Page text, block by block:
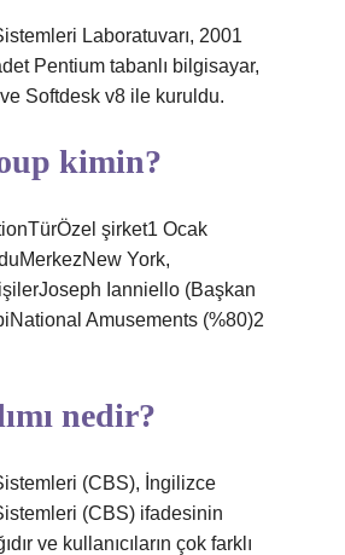
Laboratuvarı, 2001
Pentium tabanlı bilgisayar,
Softdesk v8 ile kuruldu.
kimin?
şirket1 Ocak
York,
Ianniello (Başkan
Amusements (%80)2
nedir?
(CBS), İngilizce
(CBS) ifadesinin
ve kullanıcıların çok farklı